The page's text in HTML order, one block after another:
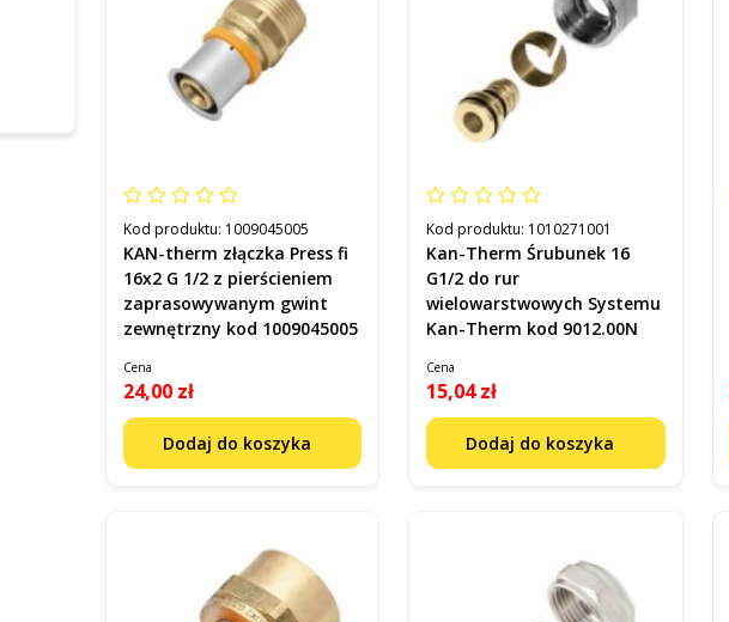
Kod produktu: 1009045005
KAN-therm złączka Press fi
16x2 G 1/2 z pierścieniem
zaprasowywanym gwint
zewnętrzny kod 1009045005
Cena
24,00 zł
Dodaj do koszyka
Kod produktu: 1010271001
Kan-Therm Śrubunek 16
G1/2 do rur
wielowarstwowych Systemu
Kan-Therm kod 9012.00N
Cena
15,04 zł
Dodaj do koszyka